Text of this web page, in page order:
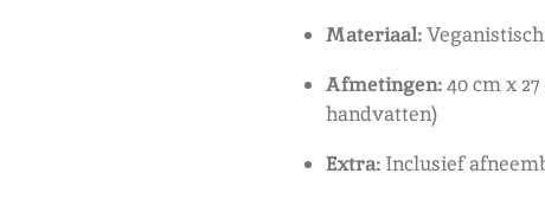
Materiaal:
Afmetingen: 40 cm x
handvatten)
Extra: Inclusief